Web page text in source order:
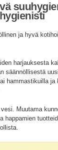
ja hyvä
harjauksesta
säännöllisestä
hammastikuilla
Muutama
happamien